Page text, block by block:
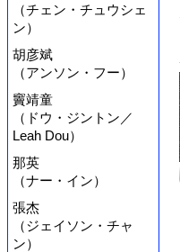
（チェン・チュウシェ
ン）
胡彦斌
（アンソン・フー）
竇靖童
（ドウ・ジントン／
Leah Dou）
那英
（ナー・イン）
張杰
（ジェイソン・チャ
ン）